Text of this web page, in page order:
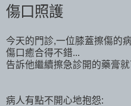
傷口照護
今天的門診,一位膝蓋擦傷的
傷口癒合得不錯...
告訴他繼續擦急診開的藥膏
病人有點不開心地抱怨: